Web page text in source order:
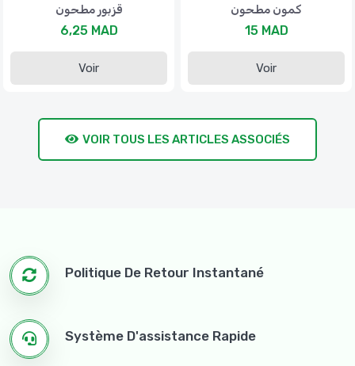
قزبور مطحون
6,25 MAD
Voir
كمون مطحون
15 MAD
Voir
VOIR TOUS LES ARTICLES ASSOCIÉS
Politique De Retour Instantané
Système D'assistance Rapide